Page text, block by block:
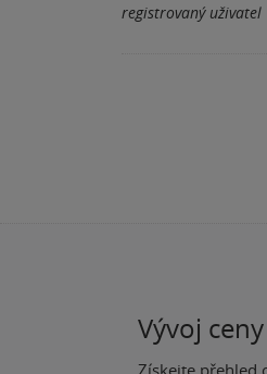
registrovaný uživatel
Vývoj ceny
Získejte přehled